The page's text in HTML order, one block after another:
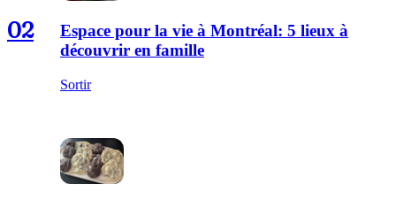
02
Espace pour la vie à Montréal: 5 lieux à
découvrir en famille
Sortir